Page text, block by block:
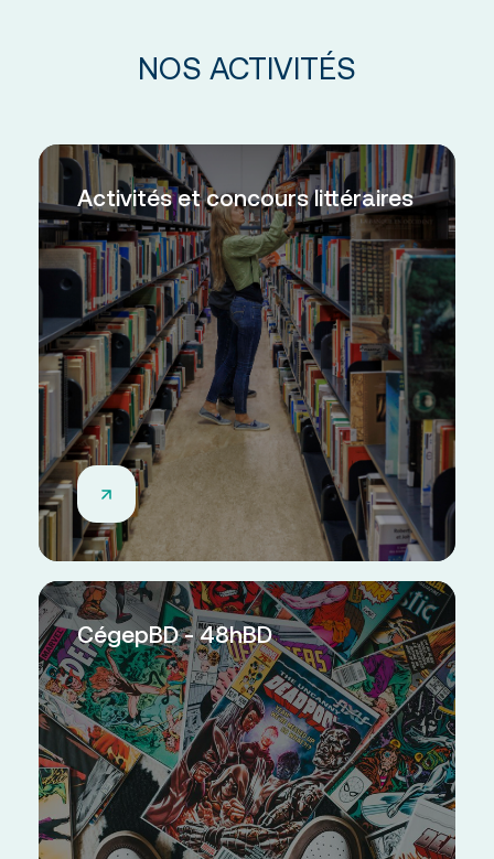
NOS ACTIVITÉS
Activités et concours littéraires
CégepBD - 48hBD